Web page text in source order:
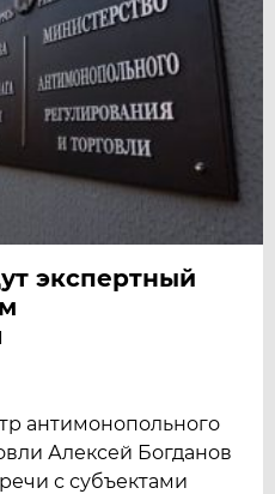
экспертный
антимонопольного
Алексей Богданов
с субъектами